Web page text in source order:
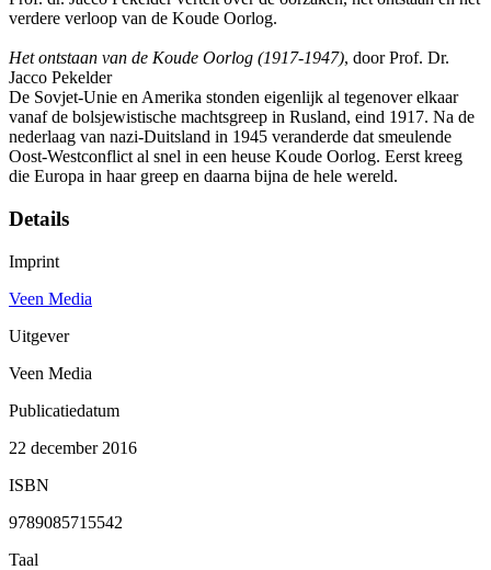
verdere verloop van de Koude Oorlog.
Het ontstaan van de Koude Oorlog (1917-1947), door Prof. Dr.
Jacco Pekelder
De Sovjet-Unie en Amerika stonden eigenlijk al tegenover elkaar
vanaf de bolsjewistische machtsgreep in Rusland, eind 1917. Na de
nederlaag van nazi-Duitsland in 1945 veranderde dat smeulende
Oost-Westconflict al snel in een heuse Koude Oorlog. Eerst kreeg
die Europa in haar greep en daarna bijna de hele wereld.
Details
Imprint
Veen Media
Uitgever
Veen Media
Publicatiedatum
22 december 2016
ISBN
9789085715542
Taal